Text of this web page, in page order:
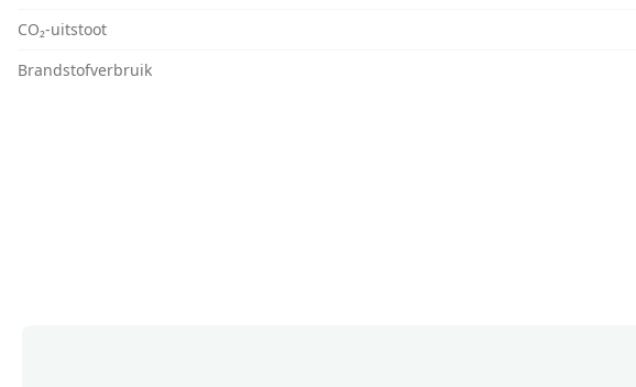
CO₂-uitstoot
Brandstofverbruik